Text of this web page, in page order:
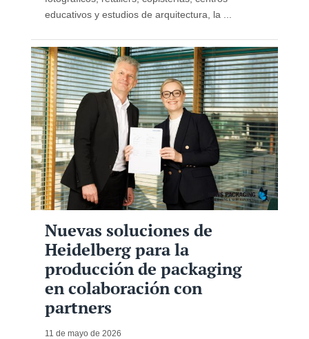
educativos y estudios de arquitectura, la ...
Nuevas soluciones de
Heidelberg para la
producción de packaging
en colaboración con
partners
11 de mayo de 2026